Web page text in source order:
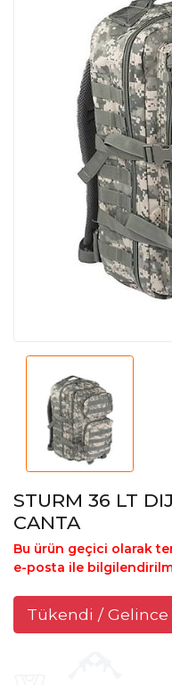
STURM 36 LT
CANTA
Bu ürün geçici olarak
e-posta ile
Tükendi / Gelince